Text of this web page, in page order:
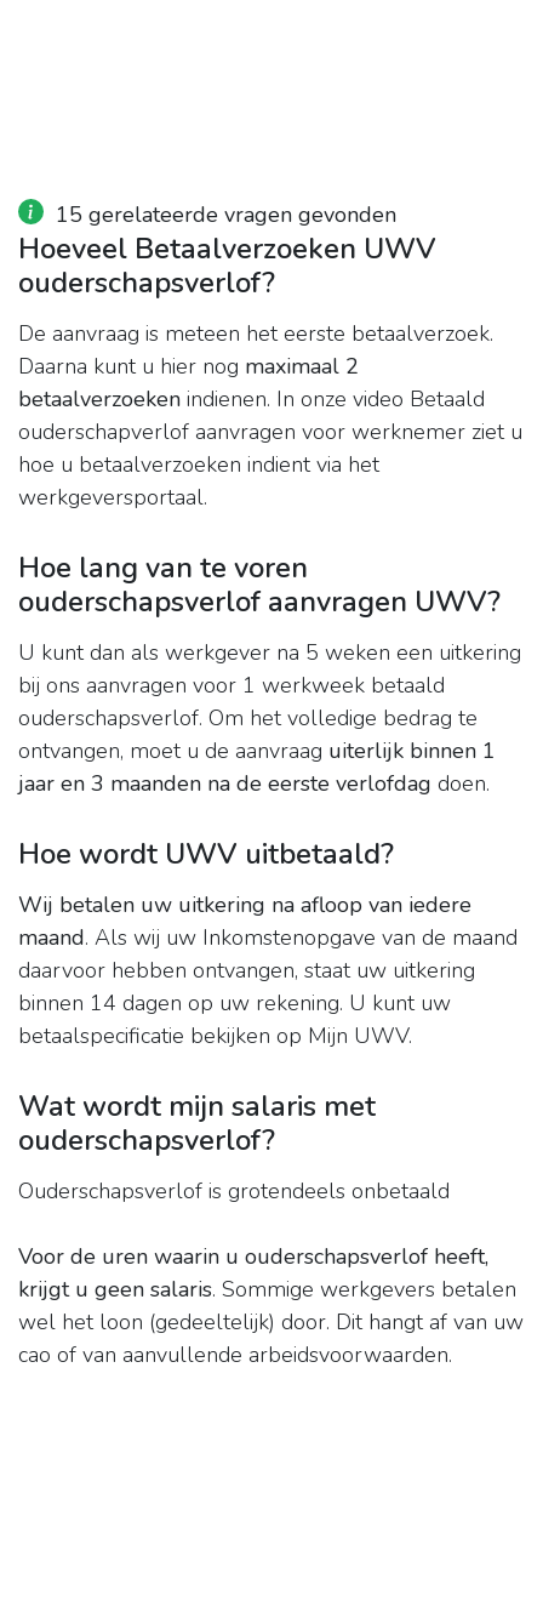
15 gerelateerde vragen gevonden
Hoeveel Betaalverzoeken UWV
ouderschapsverlof?
De aanvraag is meteen het eerste betaalverzoek.
Daarna kunt u hier nog maximaal 2
betaalverzoeken indienen. In onze video Betaald
ouderschapverlof aanvragen voor werknemer ziet u
hoe u betaalverzoeken indient via het
werkgeversportaal.
Hoe lang van te voren
ouderschapsverlof aanvragen UWV?
U kunt dan als werkgever na 5 weken een uitkering
bij ons aanvragen voor 1 werkweek betaald
ouderschapsverlof. Om het volledige bedrag te
ontvangen, moet u de aanvraag uiterlijk binnen 1
jaar en 3 maanden na de eerste verlofdag doen.
Hoe wordt UWV uitbetaald?
Wij betalen uw uitkering na afloop van iedere
maand. Als wij uw Inkomstenopgave van de maand
daarvoor hebben ontvangen, staat uw uitkering
binnen 14 dagen op uw rekening. U kunt uw
betaalspecificatie bekijken op Mijn UWV.
Wat wordt mijn salaris met
ouderschapsverlof?
Ouderschapsverlof is grotendeels onbetaald
Voor de uren waarin u ouderschapsverlof heeft,
krijgt u geen salaris. Sommige werkgevers betalen
wel het loon (gedeeltelijk) door. Dit hangt af van uw
cao of van aanvullende arbeidsvoorwaarden.